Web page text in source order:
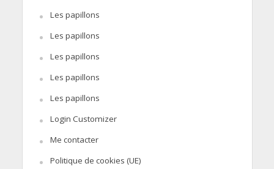
Les papillons
Les papillons
Les papillons
Les papillons
Les papillons
Login Customizer
Me contacter
Politique de cookies (UE)